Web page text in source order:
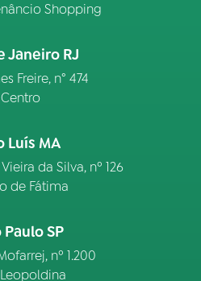
Shopping
Janeiro RJ
Freire, n° 474
Centro
Luís MA
da Silva, nº 126
de Fátima
Paulo SP
nº 1.200